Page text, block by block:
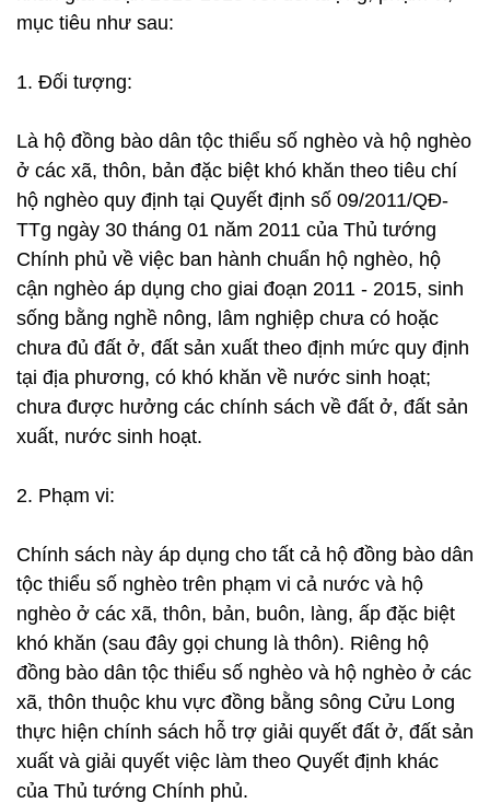
mục tiêu như sau:
1. Đối tượng:
Là hộ đồng bào dân tộc thiểu số nghèo và hộ nghèo
ở các xã, thôn, bản đặc biệt khó khăn theo tiêu chí
hộ nghèo quy định tại Quyết định số 09/2011/QĐ-
TTg ngày 30 tháng 01 năm 2011 của Thủ tướng
Chính phủ về việc ban hành chuẩn hộ nghèo, hộ
cận nghèo áp dụng cho giai đoạn 2011 - 2015, sinh
sống bằng nghề nông, lâm nghiệp chưa có hoặc
chưa đủ đất ở, đất sản xuất theo định mức quy định
tại địa phương, có khó khăn về nước sinh hoạt;
chưa được hưởng các chính sách về đất ở, đất sản
xuất, nước sinh hoạt.
2. Phạm vi:
Chính sách này áp dụng cho tất cả hộ đồng bào dân
tộc thiểu số nghèo trên phạm vi cả nước và hộ
nghèo ở các xã, thôn, bản, buôn, làng, ấp đặc biệt
khó khăn (sau đây gọi chung là thôn). Riêng hộ
đồng bào dân tộc thiểu số nghèo và hộ nghèo ở các
xã, thôn thuộc khu vực đồng bằng sông Cửu Long
thực hiện chính sách hỗ trợ giải quyết đất ở, đất sản
xuất và giải quyết việc làm theo Quyết định khác
của Thủ tướng Chính phủ.